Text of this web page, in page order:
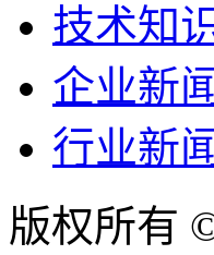
技术知
企业新
行业新
版权所有